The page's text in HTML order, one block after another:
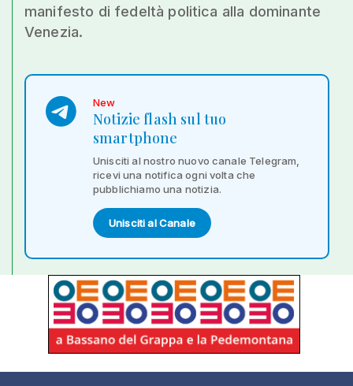
manifesto di fedeltà politica alla dominante
Venezia.
New
Notizie flash sul tuo
smartphone
Unisciti al nostro nuovo canale Telegram,
ricevi una notifica ogni volta che
pubblichiamo una notizia.
Unisciti al Canale